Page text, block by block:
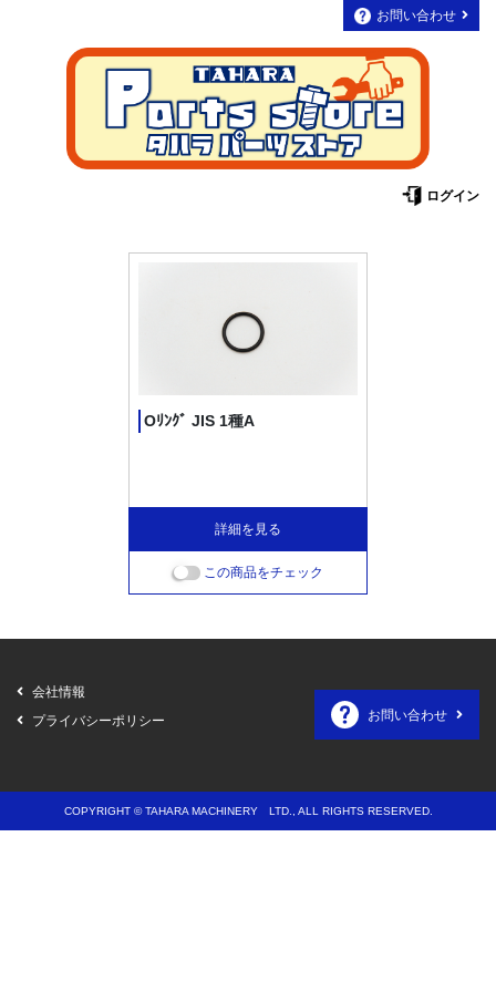
お問い合わせ
ログイン
Oﾘﾝｸﾞ JIS 1種A
詳細を見る
この商品をチェック
会社情報
プライバシーポリシー
お問い合わせ
COPYRIGHT © TAHARA MACHINERY LTD., ALL RIGHTS RESERVED.